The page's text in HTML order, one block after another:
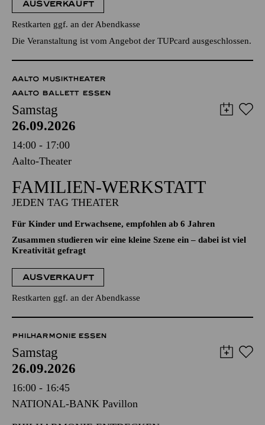
AUSVERKAUFT
Restkarten ggf. an der Abendkasse
Die Veranstaltung ist vom Angebot der TUPcard ausgeschlossen.
AALTO MUSIKTHEATER
AALTO BALLETT ESSEN
Samstag
26.09.2026
14:00 - 17:00
Aalto-Theater
FAMILIEN-WERKSTATT
JEDEN TAG THEATER
Für Kinder und Erwachsene, empfohlen ab 6 Jahren
Zusammen studieren wir eine kleine Szene ein – dabei ist viel
Kreativität gefragt
AUSVERKAUFT
Restkarten ggf. an der Abendkasse
PHILHARMONIE ESSEN
Samstag
26.09.2026
16:00 - 16:45
NATIONAL-BANK Pavillon